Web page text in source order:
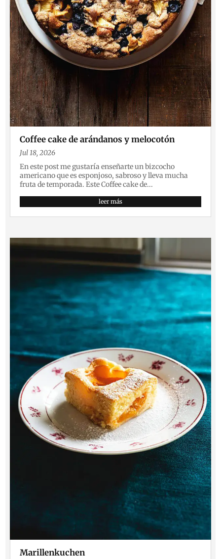
Coffee cake de arándanos y melocotón
Jul 18, 2026
En este post me gustaría enseñarte un bizcocho
americano que es esponjoso, sabroso y lleva mucha
fruta de temporada. Este Coffee cake de...
leer más
Marillenkuchen